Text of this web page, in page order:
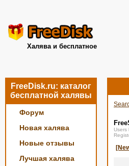
Халява и бесплатное
FreeDisk.ru: каталог
бесплатной халявы
Форум
Новая халява
Новые отзывы
Лучшая халява
Users